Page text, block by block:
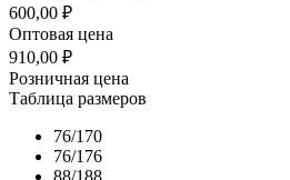
600,00 ₽
Оптовая цена
910,00 ₽
Розничная цена
Таблица размеров
76/170
76/176
88/188